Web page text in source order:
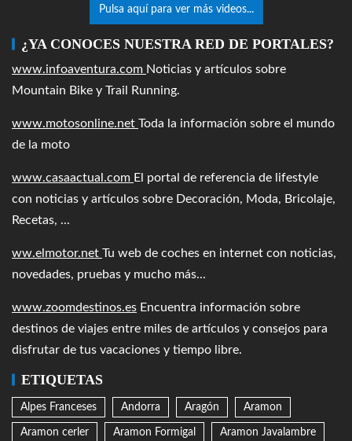
Pulsa aquí para ver más videos...
¿YA CONOCES NUESTRA RED DE PORTALES?
www.infoaventura.com Noticias y artículos sobre
Mountain Bike y Trail Running.
www.motosonline.net Toda la información sobre el mundo
de la moto
www.casaactual.com El portal de referencia de lifestyle
con noticias y artículos sobre Decoración, Moda, Bricolaje,
Recetas, ...
ww.elmotor.net Tu web de coches en internet con noticias,
novedades, pruebas y mucho más...
www.zoomdestinos.es Encuentra información sobre
destinos de viajes entre miles de artículos y consejos para
disfrutar de tus vacaciones y tiempo libre.
ETIQUETAS
Alpes Franceses Andorra Aragón Aramon
Aramon cerler Aramon Formigal Aramon Javalambre